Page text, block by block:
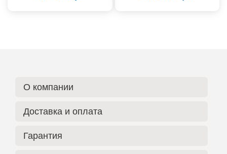
О компании
Доставка и оплата
Гарантия